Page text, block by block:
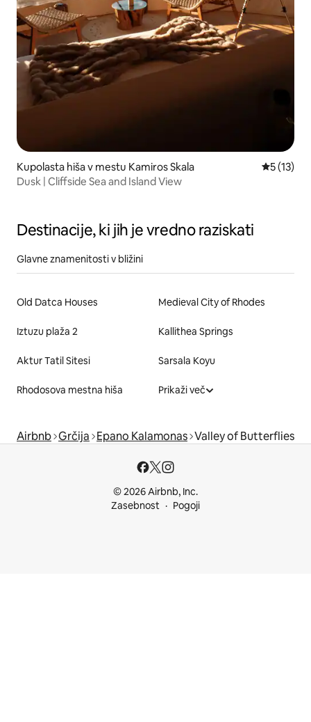
Kupolasta hiša v mestu Kamiros Skala
5 (13)
Dusk | Cliffside Sea and Island View
Destinacije, ki jih je vredno raziskati
Glavne znamenitosti v bližini
Old Datca Houses Medieval City of Rhodes
Iztuzu plaža 2 Kallithea Springs
Aktur Tatil Sitesi Sarsala Koyu
Rhodosova mestna hiša Prikaži več
Airbnb Grčija Epano Kalamonas Valley of Butterflies
© 2026 Airbnb, Inc.
Zasebnost
Pogoji